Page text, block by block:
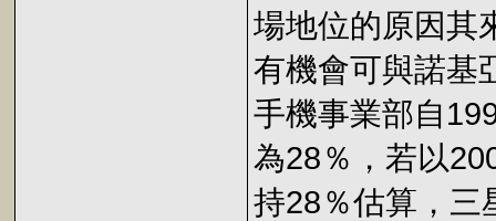
場地位的原因其
有機會可與諾基
手機事業部自
為28％，若以
持28％估算，三